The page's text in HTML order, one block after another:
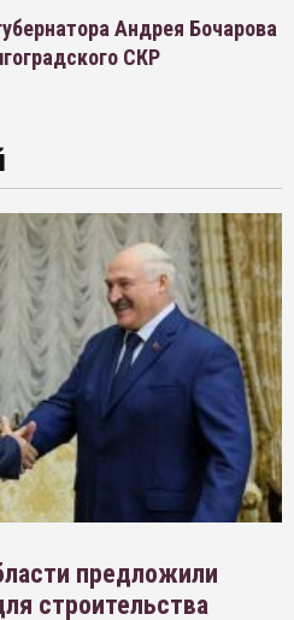
Андрея Бочарова
СКР
предложили
строительства